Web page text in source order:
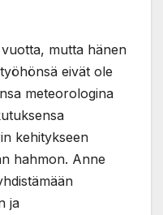
mutta hänen
eivät ole
meteorologina
kehitykseen
hahmon. Anne
ja